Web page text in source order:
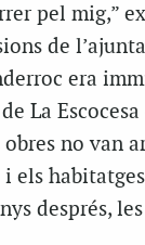
pel mig,”
de
era
La Escocesa
no van
els
després,